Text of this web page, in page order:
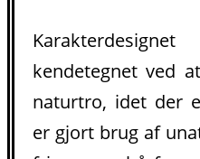
kendetegnet ved
naturtro, idet der
er gjort brug af